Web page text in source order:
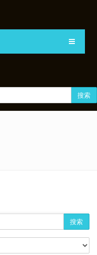
搜索
搜索